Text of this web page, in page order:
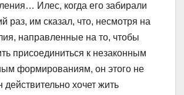
Илес, когда его забирали
раз, им сказал, что, несмотря на
направленные на то, чтобы
присоединиться к незаконным
формированиям, он этого не
действительно хочет жить